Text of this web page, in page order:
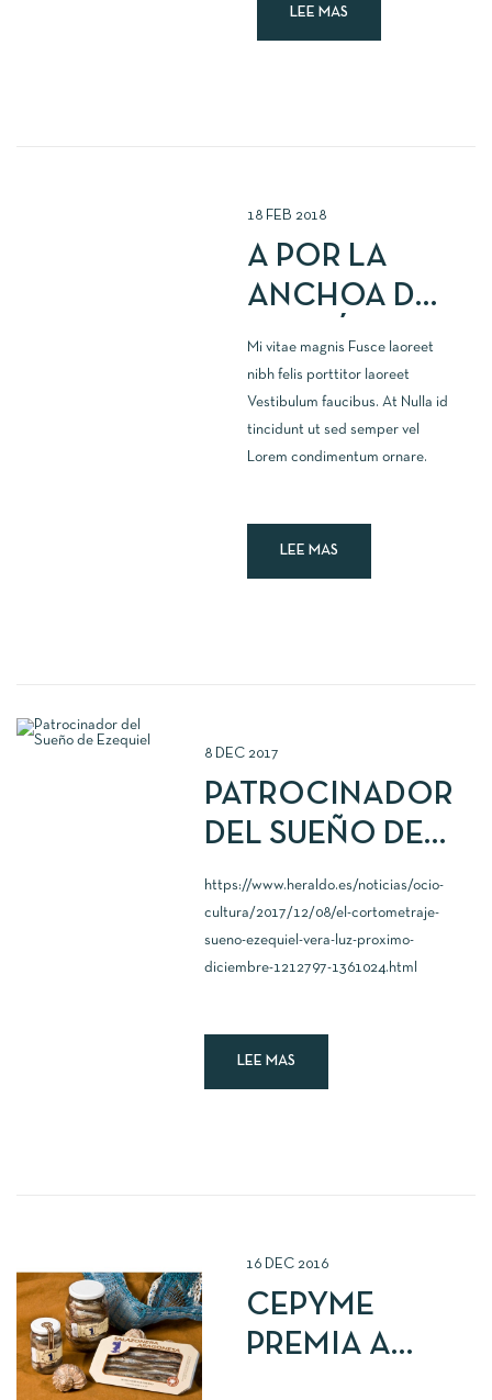
LEE MAS
18 FEB 2018
A POR LA
ANCHOA DEL
CANTÁBRICO
100%
ARAGONESA
Mi vitae magnis Fusce laoreet
nibh felis porttitor laoreet
Vestibulum faucibus. At Nulla id
tincidunt ut sed semper vel
Lorem condimentum ornare.
LEE MAS
8 DEC 2017
PATROCINADOR
DEL SUEÑO DE
EZEQUIEL
https://www.heraldo.es/noticias/ocio-
cultura/2017/12/08/el-cortometraje-
sueno-ezequiel-vera-luz-proximo-
diciembre-1212797-1361024.html
LEE MAS
16 DEC 2016
CEPYME
PREMIA A